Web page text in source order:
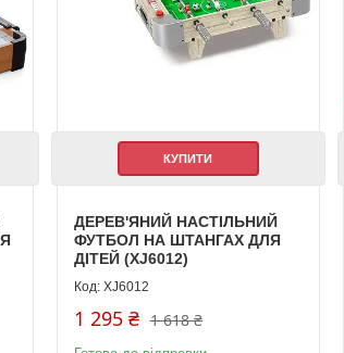
КУПИТИ
ДЕРЕВ'ЯНИЙ НАСТІЛЬНИЙ
ФУТБОЛ НА ШТАНГАХ ДЛЯ
ДІТЕЙ (XJ6012)
XJ6012
1 618 ₴
1 295 ₴